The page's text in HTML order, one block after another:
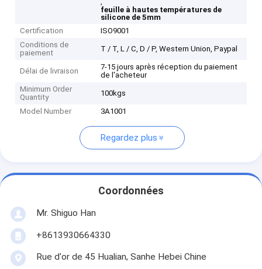
feuille à hautes températures de
silicone de 5mm
Certification
ISO9001
Conditions de
paiement
T / T, L / C, D / P, Western Union, Paypal
Délai de livraison
7-15 jours après réception du paiement
de l'acheteur
Minimum Order
Quantity
100kgs
Model Number 3A1001
Regardez plus
Coordonnées
Mr. Shiguo Han
+8613930664330
Rue d'or de 45 Hualian, Sanhe Hebei Chine